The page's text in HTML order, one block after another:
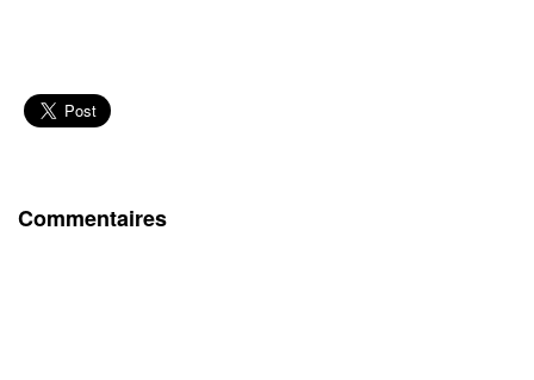
Commentaires